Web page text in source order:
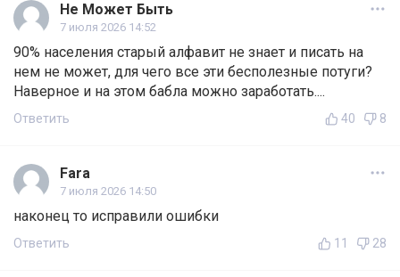
Не Может Быть
7 июля 2026 14:52
90% населения старый алфавит не знает и писать на
нем не может, для чего все эти бесполезные потуги?
Наверное и на этом бабла можно заработать....
Ответить 40 8
Fara
7 июля 2026 14:50
наконец то исправили ошибки
Ответить 11 28